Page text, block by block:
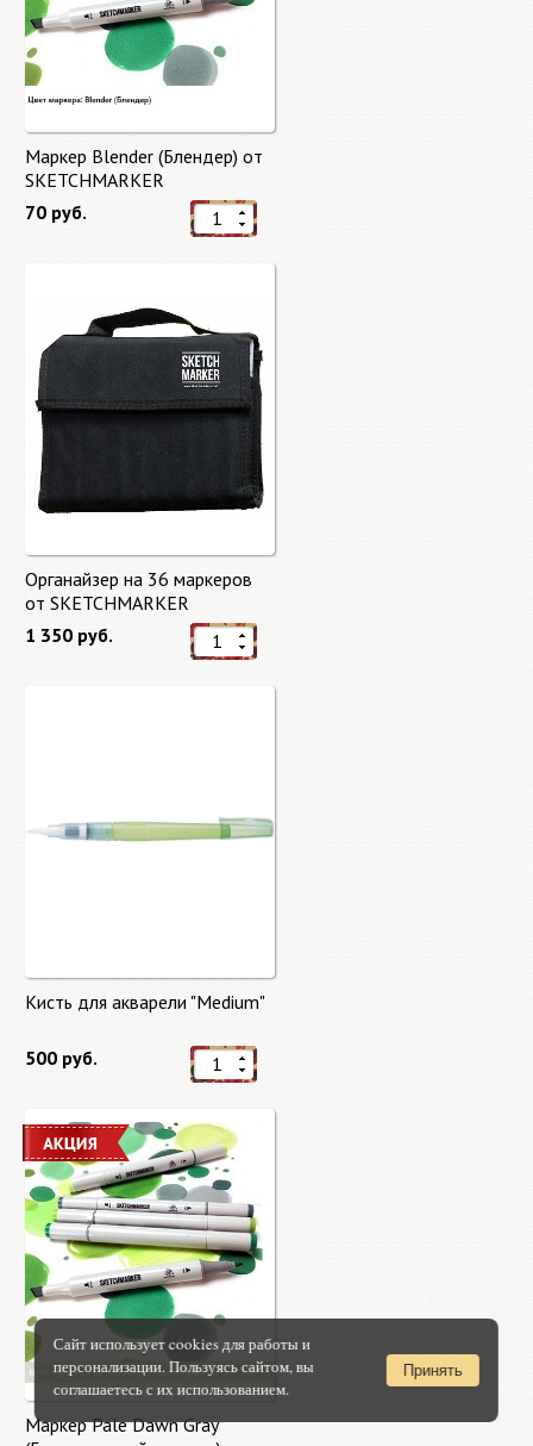
Маркер Blender (Блендер) от
SKETCHMARKER
70 руб.
Органайзер на 36 маркеров
от SKETCHMARKER
1 350 руб.
Кисть для акварели "Medium"
500 руб.
Маркер Pale Dawn Gray
Сайт использует cookies для работы и
персонализации. Пользуясь сайтом, вы
соглашаетесь с их использованием.
Принять